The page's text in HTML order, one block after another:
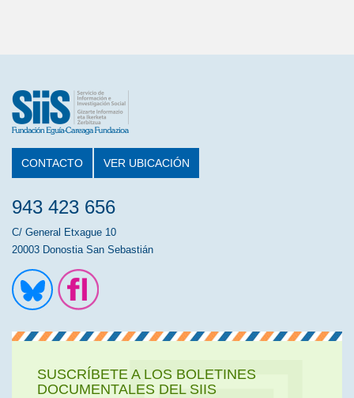
CONTACTO VER UBICACIÓN
943 423 656
C/ General Etxague 10
20003 Donostia San Sebastián
SUSCRÍBETE A LOS BOLETINES
DOCUMENTALES DEL SIIS